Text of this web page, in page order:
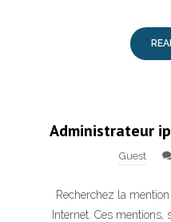
Administrateur
Guest
Recherchez la
Internet. Ces mentions,